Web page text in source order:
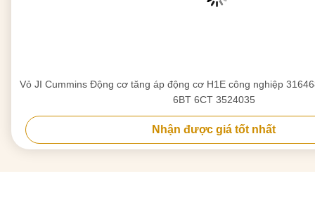
Vỏ JI Cummins Động cơ tăng áp động cơ H1E công nghiệp
6BT 6CT 3524035
Nhận được giá tốt nhất